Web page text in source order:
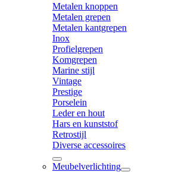
Metalen knoppen
Metalen grepen
Metalen kantgrepen
Inox
Profielgrepen
Komgrepen
Marine stijl
Vintage
Prestige
Porselein
Leder en hout
Hars en kunststof
Retrostijl
Diverse accessoires
Meubelverlichting